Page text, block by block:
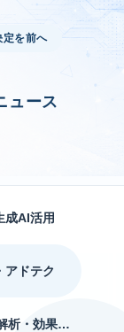
定を前へ
ュース
成AI活用
アドテク
アクセス解析・効果測定